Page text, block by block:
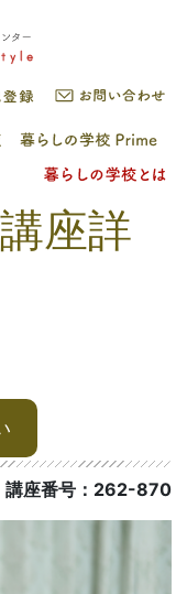
座詳
講座番号：262-870